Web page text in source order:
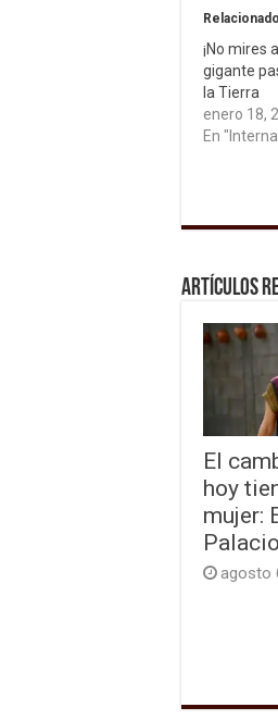
Relacionado
¡No mires
gigante
la Tierra
enero 18,
En
Artículos
El
hoy
mujer:
agosto